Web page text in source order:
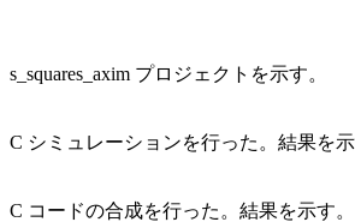
s_squares_axim プロジェクトを示す。
C シミュレーションを行った。結果を示
C コードの合成を行った。結果を示す。